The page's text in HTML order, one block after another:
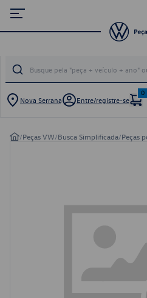
Nova Serrana Entre/registre-se
0
/Peças VW/Busca Simplificada/Peças